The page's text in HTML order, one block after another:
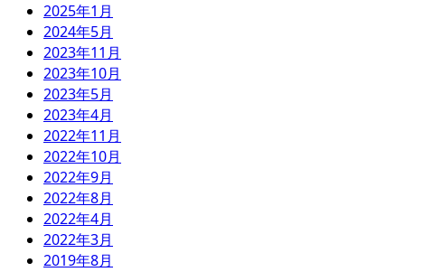
2025年1月
2024年5月
2023年11月
2023年10月
2023年5月
2023年4月
2022年11月
2022年10月
2022年9月
2022年8月
2022年4月
2022年3月
2019年8月